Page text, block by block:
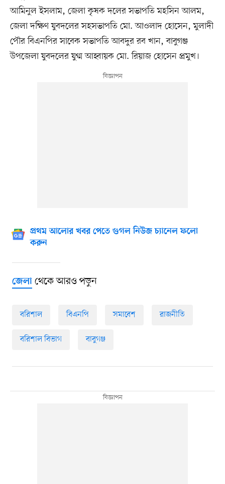
আমিনুল ইসলাম, জেলা কৃষক দলের সভাপতি মহসিন আলম,
জেলা দক্ষিণ যুবদলের সহসভাপতি মো. আওলাদ হোসেন, মুলাদী
পৌর বিএনপির সাবেক সভাপতি আবদুর রব খান, বাবুগঞ্জ
উপজেলা যুবদলের যুগ্ম আহ্বায়ক মো. রিয়াজ হোসেন প্রমুখ।
প্রথম আলোর খবর পেতে গুগল নিউজ চ্যানেল ফলো
করুন
জেলাথেকে আরও পড়ুন
বরিশাল বিএনপি সমাবেশ রাজনীতি
বরিশাল বিভাগ বাবুগঞ্জ